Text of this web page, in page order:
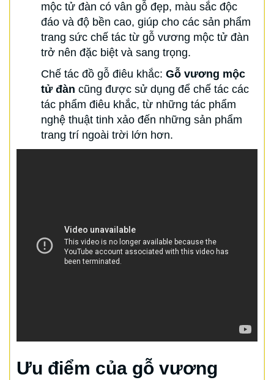
mộc tử đàn có vân gỗ đẹp, màu sắc độc
đáo và độ bền cao, giúp cho các sản phẩm
trang sức chế tác từ gỗ vương mộc tử đàn
trở nên đặc biệt và sang trọng.
Chế tác đồ gỗ điêu khắc: Gỗ vương mộc
tử đàn cũng được sử dụng để chế tác các
tác phẩm điêu khắc, từ những tác phẩm
nghệ thuật tinh xảo đến những sản phẩm
trang trí ngoài trời lớn hơn.
Ưu điểm của gỗ vương